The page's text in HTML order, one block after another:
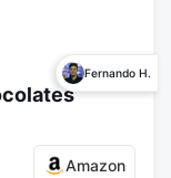
Fernando H.
Amazon